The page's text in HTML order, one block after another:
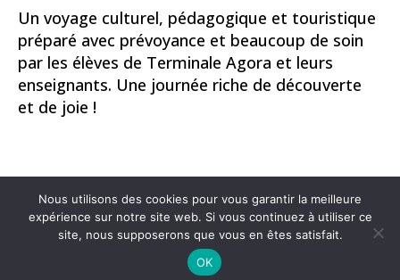
Un voyage culturel, pédagogique et touristique
préparé avec prévoyance et beaucoup de soin
par les élèves de Terminale Agora et leurs
enseignants. Une journée riche de découverte
et de joie !
1 2 3 4 5 … 12 →
Nous utilisons des cookies pour vous garantir la meilleure
expérience sur notre site web. Si vous continuez à utiliser ce
site, nous supposerons que vous en êtes satisfait.
OK